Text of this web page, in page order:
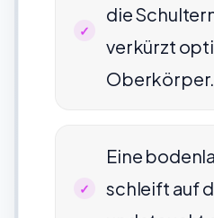
die
verkürzt
Oberkörper.
Eine
schleift auf